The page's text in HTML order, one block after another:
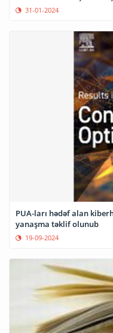
31-01-2024
PUA-ları hədəf alan
yanaşma təklif olunub
19-09-2024